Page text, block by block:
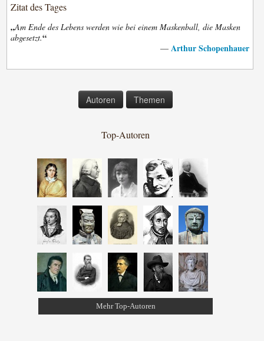
Zitat des Tages
„Am Ende des Lebens werden wie bei einem Maskenball, die Masken
abgesetzt.“
— Arthur Schopenhauer
Autoren Themen
Top-Autoren
Mehr Top-Autoren